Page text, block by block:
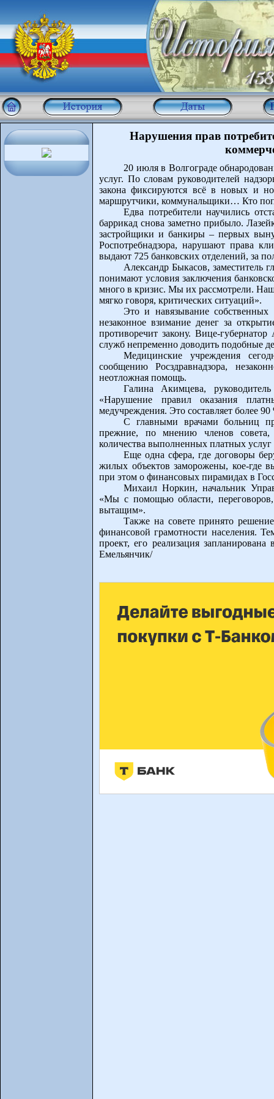
Нарушения прав
20 июля в Волгограде
услуг. По словам руководителей
закона фиксируются всё в новых и
маршрутчики, коммунальщики… Кто
Едва потребители научились
баррикад снова заметно прибыло.
застройщики и банкиры – первых
Роспотребнадзора, нарушают права
выдают 725 банковских отделений, за
Александр Быкасов, заместитель
понимают условия заключения
много в кризис. Мы их рассмотрели.
мягко говоря, критических ситуаций».
Это и навязывание
незаконное взимание денег за
противоречит закону. Вице-
служб непременно доводить подобные
Медицинские учреждения
сообщению Росздравнадзора,
неотложная помощь.
Галина Акимцева,
«Нарушение правил оказания
медучреждения. Это составляет более 90
С главными врачами больниц
прежние, по мнению членов совета,
количества выполненных платных
Еще одна сфера, где договоры
жилых объектов заморожены, кое-где
при этом о финансовых пирамидах в
Михаил Норкин, начальник
«Мы с помощью области,
вытащим».
Также на совете принято
финансовой грамотности населения.
проект, его реализация
Емельянчик/